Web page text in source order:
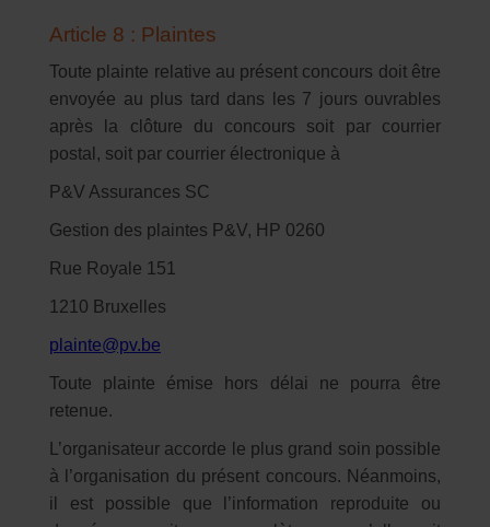
Article 8 : Plaintes
Toute plainte relative au présent concours doit être
envoyée au plus tard dans les 7 jours ouvrables
après la clôture du concours soit par courrier
postal, soit par courrier électronique à
P&V Assurances SC
Gestion des plaintes P&V, HP 0260
Rue Royale 151
1210 Bruxelles
plainte@pv.be
Toute plainte émise hors délai ne pourra être
retenue.
L’organisateur accorde le plus grand soin possible
à l’organisation du présent concours. Néanmoins,
il est possible que l’information reproduite ou